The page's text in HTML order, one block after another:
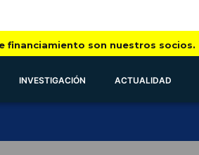
financiamiento son nuestros socios.
INVESTIGACIÓN ACTUALIDAD